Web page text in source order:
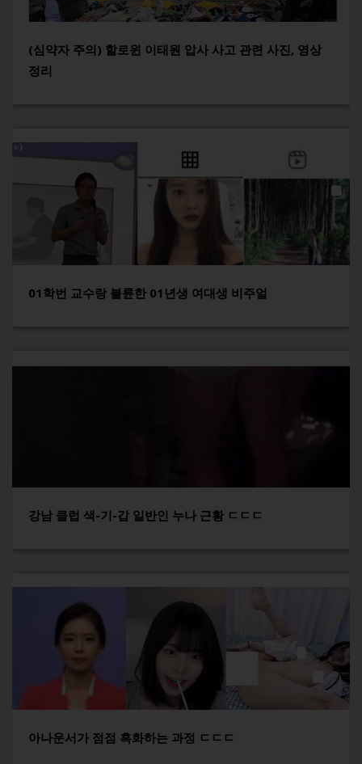
(심약자 주의) 할로윈 이태원 압사 사고 관련 사진, 영상
정리
01학번 교수랑 불륜한 01년생 여대생 비주얼
강남 클럽 색-기-갑 일반인 누나 근황 ㄷㄷㄷ
아나운서가 점점 흑화하는 과정 ㄷㄷㄷ